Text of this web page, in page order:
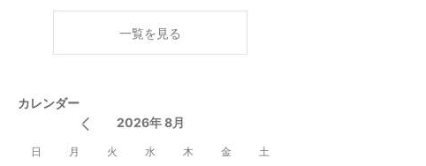
一覧を見る
カレンダー
2026年 8月
日 月 火 水 木 金 土